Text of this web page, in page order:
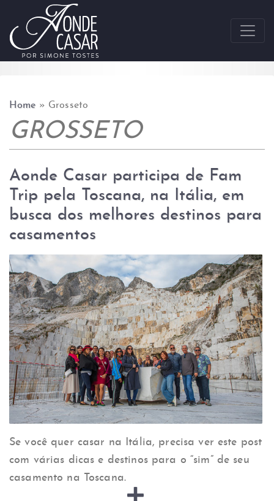
Skip to content
Home » Grosseto
GROSSETO
Aonde Casar participa de Fam
Trip pela Toscana, na Itália, em
busca dos melhores destinos para
casamentos
Se você quer casar na Itália, precisa ver este post
com várias dicas e destinos para o “sim” de seu
casamento na Toscana.